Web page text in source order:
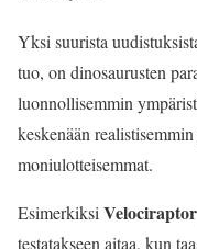
Yksi suurista
tuo, on dinosaurusten
luonnollisemmin
keskenään
moniulotteisemmat.
EsimerkiksiVelociraptor
testatakseen aitaa, kun